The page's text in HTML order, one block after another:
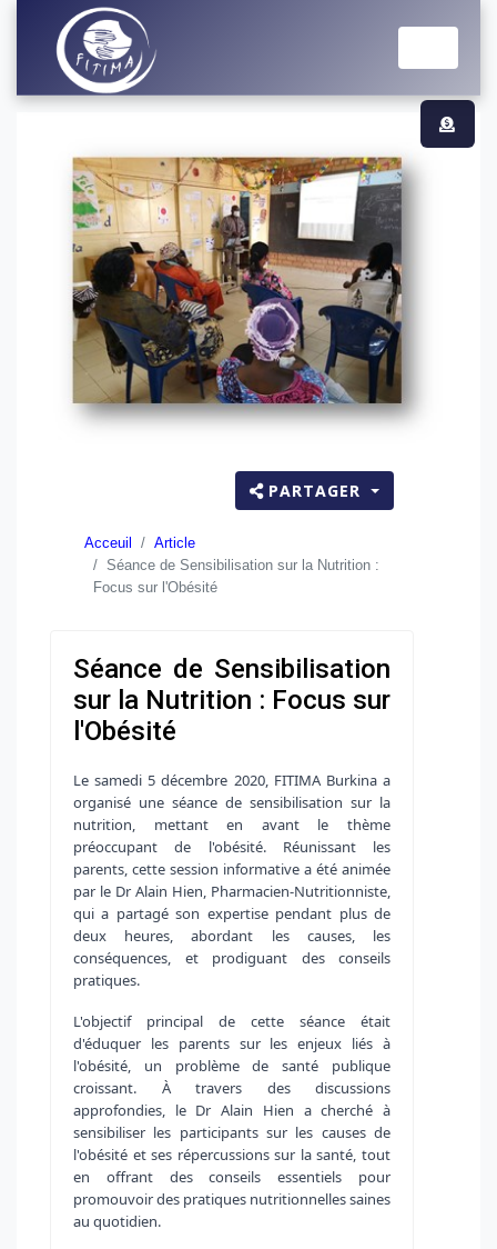
PARTAGER
Acceuil
Article
Séance de Sensibilisation sur la Nutrition :
Focus sur l'Obésité
Séance de Sensibilisation
sur la Nutrition : Focus sur
l'Obésité
Le samedi 5 décembre 2020, FITIMA Burkina a
organisé une séance de sensibilisation sur la
nutrition, mettant en avant le thème
préoccupant de l'obésité. Réunissant les
parents, cette session informative a été animée
par le Dr Alain Hien, Pharmacien-Nutritionniste,
qui a partagé son expertise pendant plus de
deux heures, abordant les causes, les
conséquences, et prodiguant des conseils
pratiques.
L'objectif principal de cette séance était
d'éduquer les parents sur les enjeux liés à
l'obésité, un problème de santé publique
croissant. À travers des discussions
approfondies, le Dr Alain Hien a cherché à
sensibiliser les participants sur les causes de
l'obésité et ses répercussions sur la santé, tout
en offrant des conseils essentiels pour
promouvoir des pratiques nutritionnelles saines
au quotidien.